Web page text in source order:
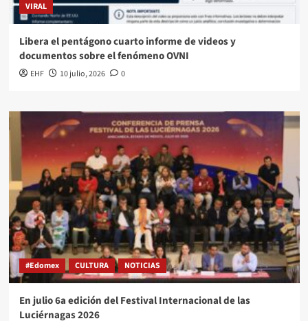
VIRAL
Libera el pentágono cuarto informe de videos y
documentos sobre el fenómeno OVNI
EHF 10 julio, 2026 0
#Edomex CULTURA NOTICIAS
En julio 6a edición del Festival Internacional de las
Luciérnagas 2026